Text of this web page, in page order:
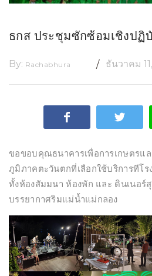
ธกส ประชุมซักซ้อมเชิงปฏิ
By: Rachabhura ธันวาคม
ขอขอบคุณธนาคารเพื่อการเกษตรแ
ภูมิภาคตะวันตกที่เลือกใช้บริการทีโร
ทั้งห้องสัมมนา ห้องพัก และ ดินเนอร์
บรรยากาศริมแม่น้ำแม่กลอง